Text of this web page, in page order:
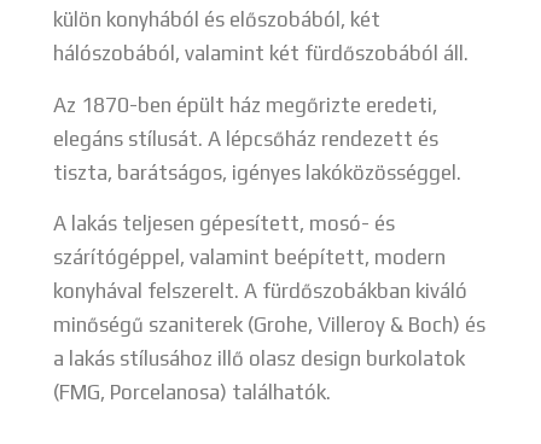
külön konyhából és előszobából, két
hálószobából, valamint két fürdőszobából áll.
Az 1870-ben épült ház megőrizte eredeti,
elegáns stílusát. A lépcsőház rendezett és
tiszta, barátságos, igényes lakóközösséggel.
A lakás teljesen gépesített, mosó- és
szárítógéppel, valamint beépített, modern
konyhával felszerelt. A fürdőszobákban kiváló
minőségű szaniterek (Grohe, Villeroy & Boch) és
a lakás stílusához illő olasz design burkolatok
(FMG, Porcelanosa) találhatók.